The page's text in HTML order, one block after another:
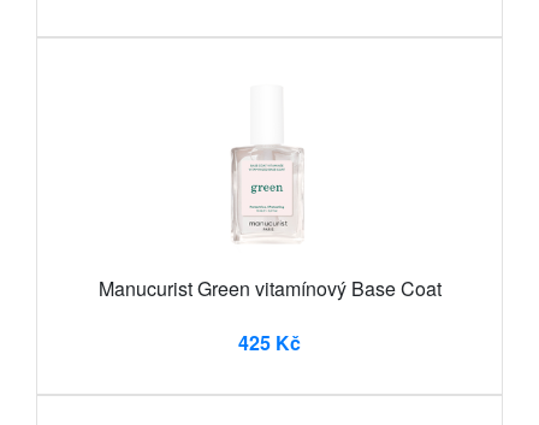
Manucurist Green vitamínový Base Coat
425 Kč